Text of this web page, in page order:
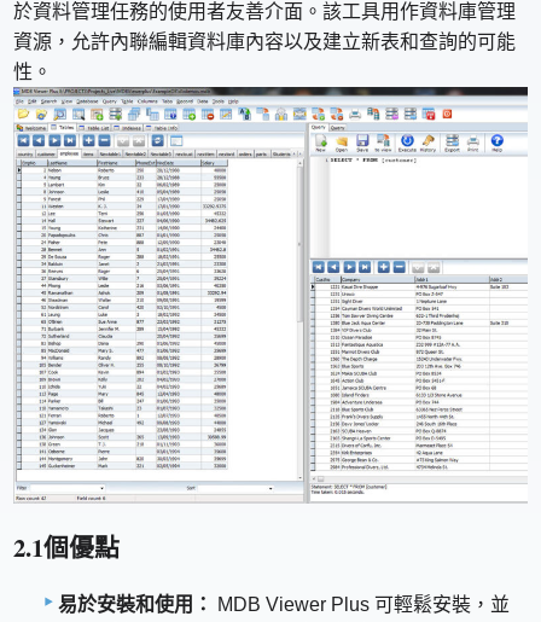
於資料管理任務的使用者友善介面。該工具用作資料庫管理
資源，允許內聯編輯資料庫內容以及建立新表和查詢的可能
性。
2.1個優點
易於安裝和使用：
MDB Viewer Plus 可輕鬆安裝，並